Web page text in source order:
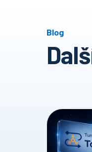
Blog